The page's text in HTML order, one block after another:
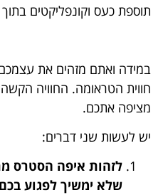
תוספת כעס וקונפליקטים
במידה ואתם מזהים את
חווית הטראומה. החוויה
מציפה אתכם.
יש לעשות שני דברים:
לזהות איפה הסטרס
שלא ימשיך לפגוע